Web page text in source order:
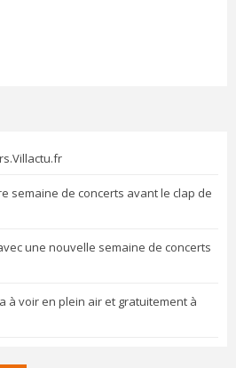
semaine de concerts avant le clap de
une nouvelle semaine de concerts
à voir en plein air et gratuitement à